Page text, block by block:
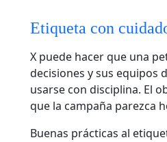
Etiqueta con
X puede hacer que una
decisiones y sus equipos
usarse con disciplina. El
que la campaña parezca
Buenas prácticas al